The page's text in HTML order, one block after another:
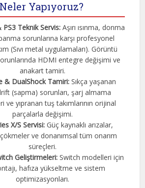
Neler Yapıyoruz?
PS3 Teknik Servis:Aşırı ısınma, donma
sorunlarına karşı profesyonel
(Sıvı metal uygulamaları). Görüntü
HDMI entegre değişimi ve
anakart tamiri.
& DualShock Tamiri: Sıkça yaşanan
(sapma) sorunları, şarj almama
ve yıpranan tuş takımlarının orijinal
parçalarla değişimi.
X/S Servisi:Güç kaynaklı arızalar,
çökmeler ve donanımsal tüm onarım
süreçleri.
Geliştirmeleri: Switch modelleri için
hafıza yükseltme ve sistem
optimizasyonları.